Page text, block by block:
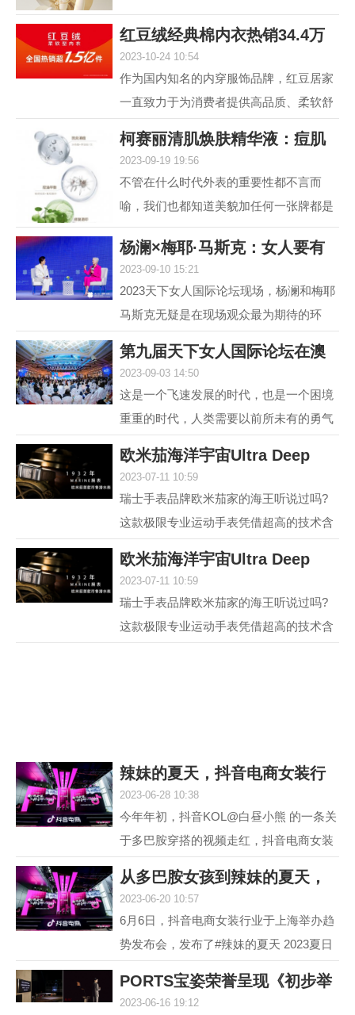
贵自然原料，转化为安全高效的护肤配
方，不断解锁肌肤自身...
红豆绒经典棉内衣热销34.4万
2023-10-24 10:54
作为国内知名的内穿服饰品牌，红豆居家
一直致力于为消费者提供高品质、柔软舒
作为红豆居家的核心...
柯赛丽清肌焕肤精华液：痘肌
2023-09-19 19:56
不管在什么时代外表的重要性都不言而
喻，我们也都知道美貌加任何一张牌都是
王炸，但很多人却因为脸上的痘痘或痘印
而封印了颜值，在变美...
杨澜×梅耶·马斯克：女人要有
2023-09-10 15:21
2023天下女人国际论坛现场，杨澜和梅耶
马斯克无疑是在现场观众最为期待的环
传奇人生的优秀女性，...
第九届天下女人国际论坛在澳
2023-09-03 14:50
这是一个飞速发展的时代，也是一个困境
重重的时代，人类需要以前所未有的勇气
不可或缺的组成部分...
欧米茄海洋宇宙Ultra Deep
2023-07-11 10:59
瑞士手表品牌欧米茄家的海王听说过吗?
这款极限专业运动手表凭借超高的技术含
议，它就是欧米茄海...
欧米茄海洋宇宙Ultra Deep
2023-07-11 10:59
瑞士手表品牌欧米茄家的海王听说过吗?
这款极限专业运动手表凭借超高的技术含
辣妹的夏天，抖音电商女装行
2023-06-28 10:38
今年年初，抖音KOL@白昼小熊 的一条关
于多巴胺穿搭的视频走红，抖音电商女装
最终，#多巴胺女孩 ...
从多巴胺女孩到辣妹的夏天，
2023-06-20 10:57
6月6日，抖音电商女装行业于上海举办趋
势发布会，发布了#辣妹的夏天 2023夏日
计，截至目前，#辣...
PORTS宝姿荣誉呈现《初步举
2023-06-16 19:12